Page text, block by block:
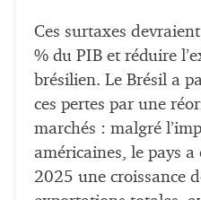
Ces surtaxes
% du PIB et réduire
brésilien. Le Brésil a
ces pertes par une
marchés : malgré
américaines, le pays
2025 une croissance